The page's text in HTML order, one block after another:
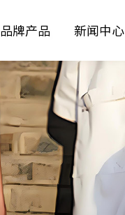
品牌产品
京工美作
新闻中心
博物馆 防伪查询